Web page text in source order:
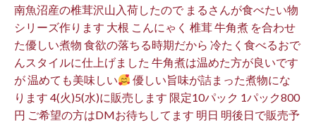
南魚沼産の椎茸沢山入荷したので まるさんが食べたい物
シリーズ作ります 大根 こんにゃく 椎茸 牛角煮 を合わせ
た優しい煮物 食欲の落ちる時期だから 冷たく食べるおで
んスタイルに仕上げました 牛角煮は温めた方が良いです
が 温めても美味しい
優しい旨味が詰まった煮物にな
ります 4(火)5(水)に販売します 限定10パック 1パック800
円 ご希望の方はDMお待ちしてます 明日 明後日で販売予